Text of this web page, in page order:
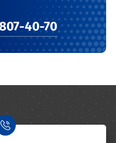
40-70